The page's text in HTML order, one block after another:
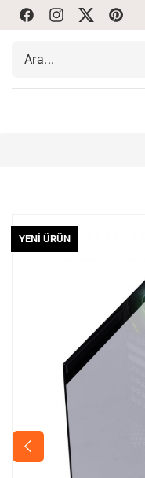
FacebookInstagram
Twitte Pinterest
YENI ÜRÜN